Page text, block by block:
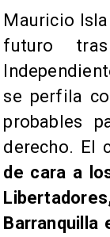
Mauricio
futuro
se perfila
probables
derecho. El
de cara a
Barranquilla